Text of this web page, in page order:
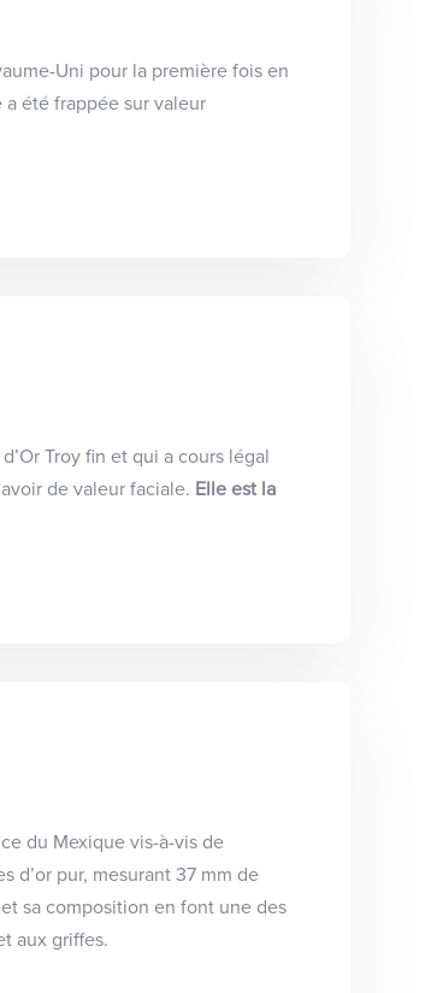
Uni pour la première fois en
été frappée sur valeur
Troy fin et qui a cours légal
de valeur faciale. Elle est la
du Mexique vis-à-vis de
d’or pur, mesurant 37 mm de
sa composition en font une des
aux griffes.